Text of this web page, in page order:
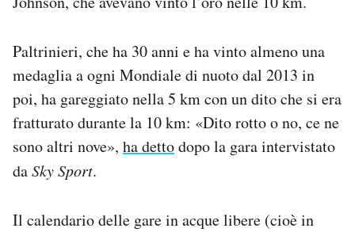
Paltrinieri, che ha 30 anni e ha vinto almeno una
medaglia a ogni Mondiale di nuoto dal 2013 in
poi, ha gareggiato nella 5 km con un dito che si era
fratturato durante la 10 km: «Dito rotto o no, ce ne
sono altri nove», ha dettodopo la gara intervistato
daSky Sport.
Il calendario delle gare in acque libere (cioè in